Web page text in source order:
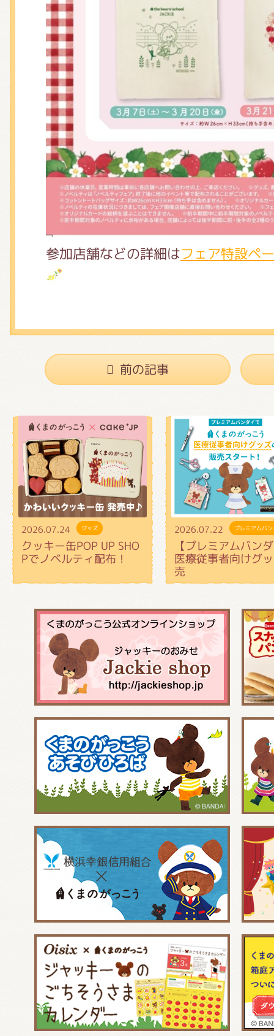
参加店舗などの詳細はフェア特設ペ
前の記事
2026.07.24 グッズ
クッキー缶POP UP SHO
Pでノベルティ配布！
2026.07.22 プレミアムバ
【プレミアムバン
医療従事者向けグ
売